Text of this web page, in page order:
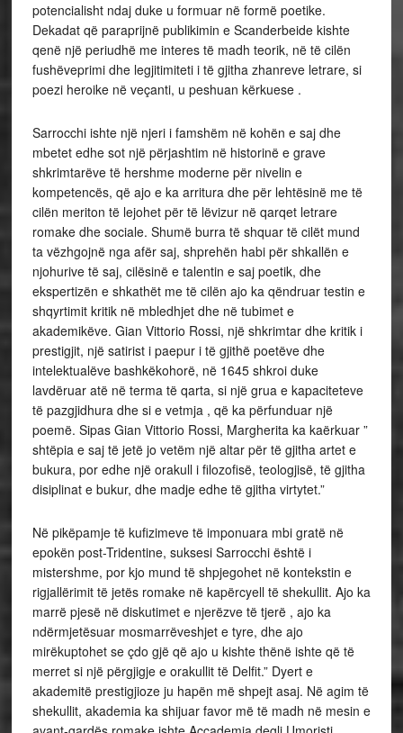
potencialisht ndaj duke u formuar në formë poetike.
Dekadat që paraprijnë publikimin e Scanderbeide kishte
qenë një periudhë me interes të madh teorik, në të cilën
fushëveprimi dhe legjitimiteti i të gjitha zhanreve letrare, si
poezi heroike në veçanti, u peshuan kërkuese .
Sarrocchi ishte një njeri i famshëm në kohën e saj dhe
mbetet edhe sot një përjashtim në historinë e grave
shkrimtarëve të hershme moderne për nivelin e
kompetencës, që ajo e ka arritura dhe për lehtësinë me të
cilën meriton të lejohet për të lëvizur në qarqet letrare
romake dhe sociale. Shumë burra të shquar të cilët mund
ta vëzhgojnë nga afër saj, shprehën habi për shkallën e
njohurive të saj, cilësinë e talentin e saj poetik, dhe
ekspertizën e shkathët me të cilën ajo ka qëndruar testin e
shqyrtimit kritik në mbledhjet dhe në tubimet e
akademikëve. Gian Vittorio Rossi, një shkrimtar dhe kritik i
prestigjit, një satirist i paepur i të gjithë poetëve dhe
intelektualëve bashkëkohorë, në 1645 shkroi duke
lavdëruar atë në terma të qarta, si një grua e kapaciteteve
të pazgjidhura dhe si e vetmja , që ka përfunduar një
poemë. Sipas Gian Vittorio Rossi, Margherita ka kaërkuar ”
shtëpia e saj të jetë jo vetëm një altar për të gjitha artet e
bukura, por edhe një orakull i filozofisë, teologjisë, të gjitha
disiplinat e bukur, dhe madje edhe të gjitha virtytet.”
Në pikëpamje të kufizimeve të imponuara mbi gratë në
epokën post-Tridentine, suksesi Sarrocchi është i
mistershme, por kjo mund të shpjegohet në kontekstin e
rigjallërimit të jetës romake në kapërcyell të shekullit. Ajo ka
marrë pjesë në diskutimet e njerëzve të tjerë , ajo ka
ndërmjetësuar mosmarrëveshjet e tyre, dhe ajo
mirëkuptohet se çdo gjë që ajo u kishte thënë ishte që të
merret si një përgjigje e orakullit të Delfit.” Dyert e
akademitë prestigjioze ju hapën më shpejt asaj. Në agim të
shekullit, akademia ka shijuar favor më të madh në mesin e